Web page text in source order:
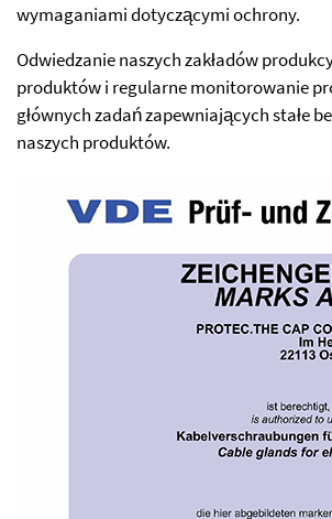
wymaganiami dotyczącymi ochrony.
Odwiedzanie naszych zakładów
produktów i regularne monitorowanie
głównych zadań zapewniających stałe
naszych produktów.